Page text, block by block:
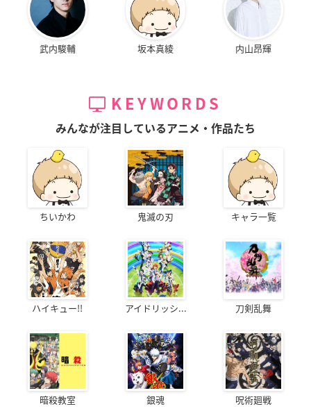
武内駿輔 坂本真綾 内山昂輝
KEYWORDS
みんなが注目しているアニメ・作品たち
ちいかわ 鬼滅の刃 キャラ一覧
ハイキュー!! アイドリッシ... 刀剣乱舞
暗殺教室 銀魂 呪術廻戦